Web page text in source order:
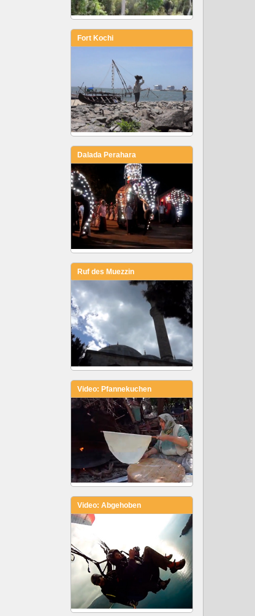
Fort Kochi
Dalada Perahara
Ruf des Muezzin
Video: Pfannekuchen
Video: Abgehoben